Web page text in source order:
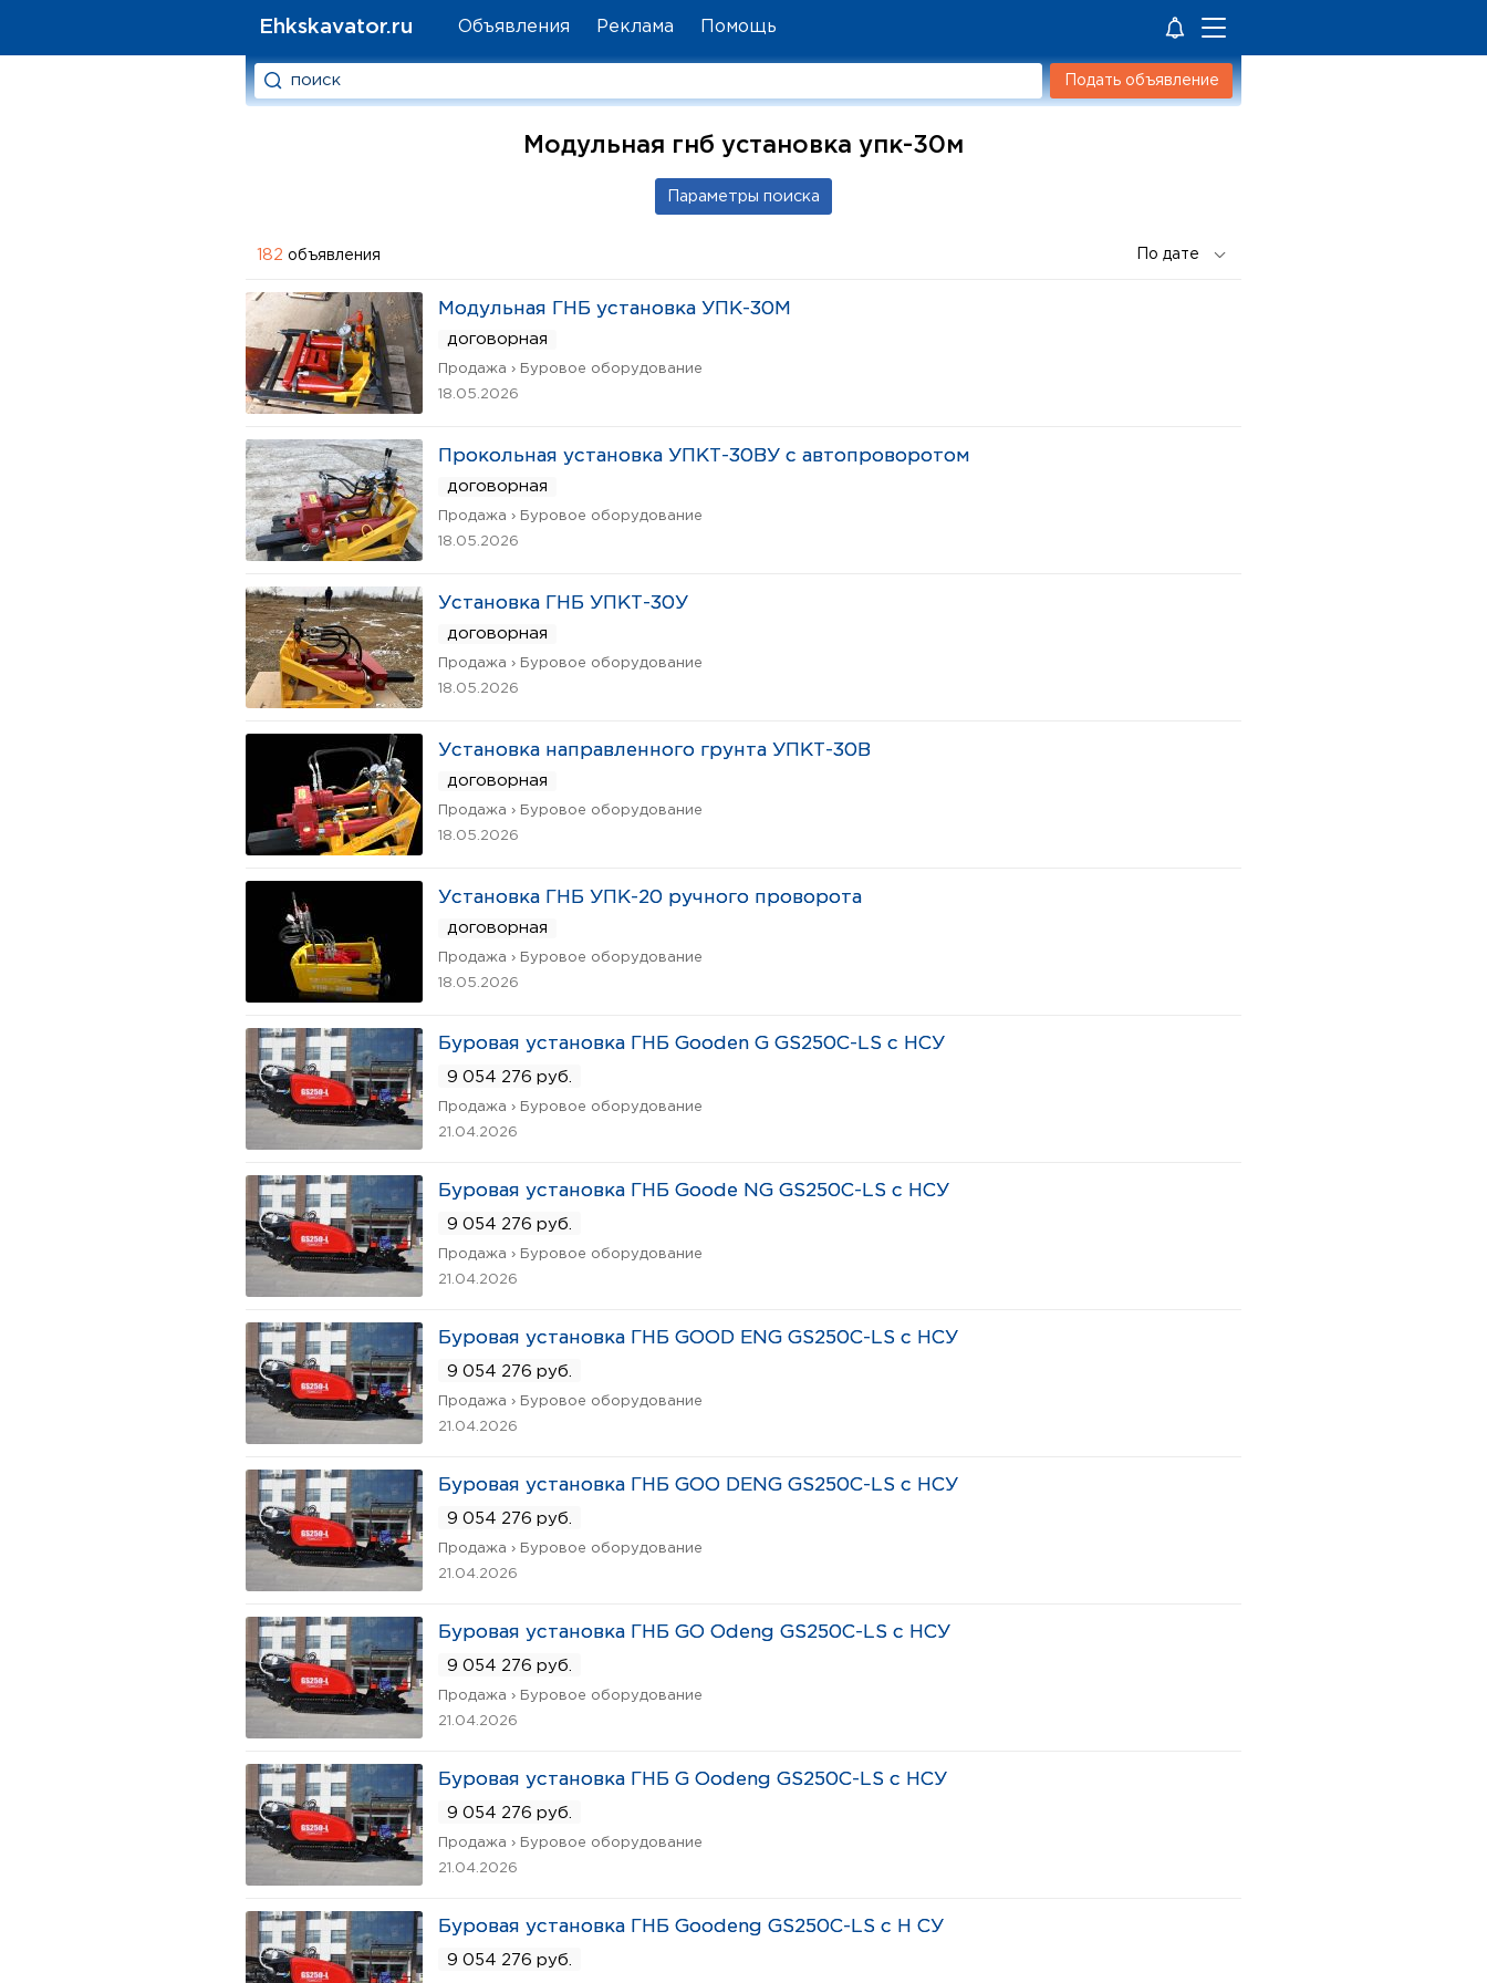
Ehkskavator.ru Объявления Реклама Помощь
Подать объявление
Модульная гнб установка упк-30м
182 объявления
Модульная ГНБ установка УПК-30М
договорная
Продажа › Буровое оборудование
18.05.2026
Прокольная установка УПКТ-30ВУ с автопроворотом
договорная
Продажа › Буровое оборудование
18.05.2026
Установка ГНБ УПКТ-30У
договорная
Продажа › Буровое оборудование
18.05.2026
Установка направленного грунта УПКТ-30В
договорная
Продажа › Буровое оборудование
18.05.2026
Установка ГНБ УПК-20 ручного проворота
договорная
Продажа › Буровое оборудование
18.05.2026
Буровая установка ГНБ Gooden G GS250C-LS с НСУ
9 054 276 руб.
Продажа › Буровое оборудование
21.04.2026
Буровая установка ГНБ Goode NG GS250C-LS с НСУ
9 054 276 руб.
Продажа › Буровое оборудование
21.04.2026
Буровая установка ГНБ GOOD ENG GS250C-LS с НСУ
9 054 276 руб.
Продажа › Буровое оборудование
21.04.2026
Буровая установка ГНБ GOO DENG GS250C-LS с НСУ
9 054 276 руб.
Продажа › Буровое оборудование
21.04.2026
Буровая установка ГНБ GO Odeng GS250C-LS с НСУ
9 054 276 руб.
Продажа › Буровое оборудование
21.04.2026
Буровая установка ГНБ G Oodeng GS250C-LS с НСУ
9 054 276 руб.
Продажа › Буровое оборудование
21.04.2026
Буровая установка ГНБ Goodeng GS250C-LS с Н СУ
9 054 276 руб.